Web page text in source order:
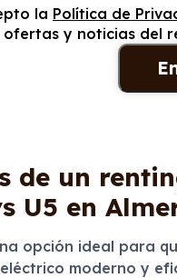
la Política de
ofertas y noticias del
de un
U5 en
opción ideal para
moderno y